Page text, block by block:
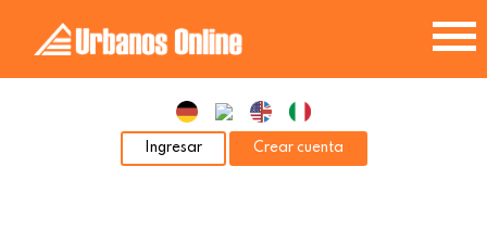
Ingresar Crear cuenta